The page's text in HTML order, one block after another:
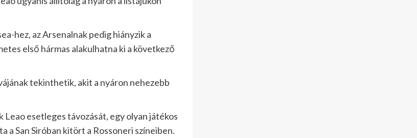
hez, az Arsenalnak pedig hiányzik a
első hármas alakulhatna ki a következő
tekinthetik, akit a nyáron nehezebb
esetleges távozását, egy olyan játékos
a San Siróban kitört a Rossoneri színeiben.